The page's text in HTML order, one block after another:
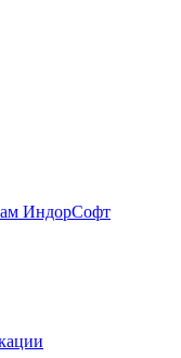
ИндорСофт